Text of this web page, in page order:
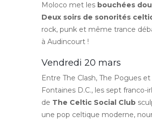
Moloco met les bouchées
Deux soirs de sonorités
rock, punk et même trance
à Audincourt !
Vendredi 20 mars
Entre The Clash, The Pogues et
Fontaines D.C., les sept franco-
de The Celtic Social Club
une pop celtique moderne,